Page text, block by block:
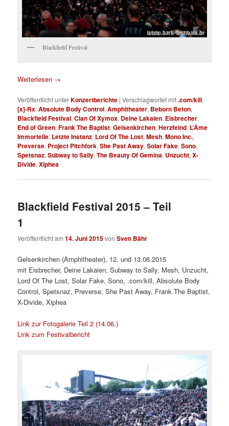
Blackfield Festival
Weiterlesen →
Veröffentlicht unterKonzertberichte |Verschlagwortet mit.com/kill,
[x]-Rx,Absolute Body Control,Amphitheater, Beborn Beton,
Blackfield Festival,Clan Of Xymox, Deine Lakaien, Eisbrecher,
End of Green,Frank The Baptist,Gelsenkirchen,Herzfeind, L’Âme
Immortelle, Letzte Instanz, Lord Of The Lost,Mesh,Mono Inc.,
Preverse, Project Pitchfork,She Past Away,Solar Fake,Sono,
Spetsnaz,Subway to Sally,The Beauty Of Gemina, Unzucht,X-
Divide,Xiphea
Blackfield Festival 2015 – Teil
1
Veröffentlicht am14. Juni 2015vonSven Bähr
Gelsenkirchen (Amphitheater), 12. und 13.06.2015
mit Eisbrecher, Deine Lakaien, Subway to Sally, Mesh, Unzucht,
Lord Of The Lost, Solar Fake, Sono, .com/kill, Absolute Body
Control, Spetsnaz, Preverse, She Past Away, Frank The Baptist,
X-Divide, Xiphea
Link zur Fotogalerie Teil 2 (14.06.)
Link zum Festivalbericht